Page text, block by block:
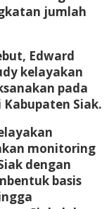
jumlah
Edward
kelayakan
pada
Siak.
monitoring
dengan
basis